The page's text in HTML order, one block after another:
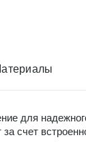
для
счет